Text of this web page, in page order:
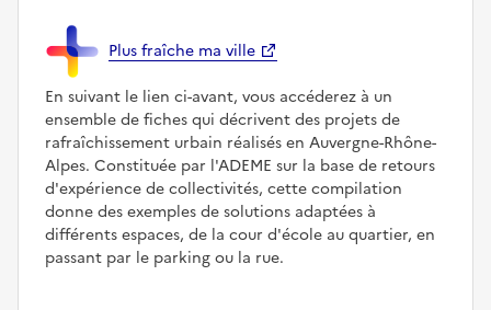
Plus fraîche ma ville
En suivant le lien ci-avant, vous accéderez à un
ensemble de fiches qui décrivent des projets de
rafraîchissement urbain réalisés en Auvergne-Rhône-
Alpes. Constituée par l'ADEME sur la base de retours
d'expérience de collectivités, cette compilation
donne des exemples de solutions adaptées à
différents espaces, de la cour d'école au quartier, en
passant par le parking ou la rue.